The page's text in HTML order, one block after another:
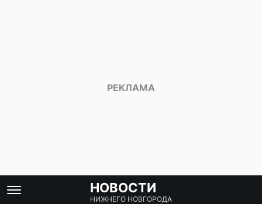
НОВОСТИ
НИЖНЕГО НОВГОРОДА